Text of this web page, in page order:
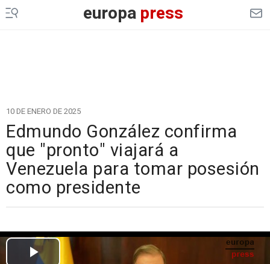
europapress
10 DE ENERO DE 2025
Edmundo González confirma
que "pronto" viajará a
Venezuela para tomar posesión
como presidente